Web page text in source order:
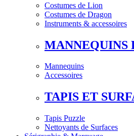
Costumes de Lion
Costumes de Dragon
Instruments & accessoires
MANNEQUINS
Mannequins
Accessoires
TAPIS ET
Tapis Puzzle
Nettoyants de Surfaces